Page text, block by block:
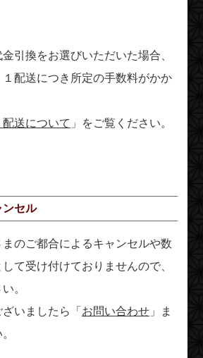
引換をお選びいただいた場合、
配送につき所定の手数料がかか
送について 」をご覧ください。
ンセル
のご都合によるキャンセルや数
て受け付けておりませんので、
。
いましたら「 お問い合わせ」ま